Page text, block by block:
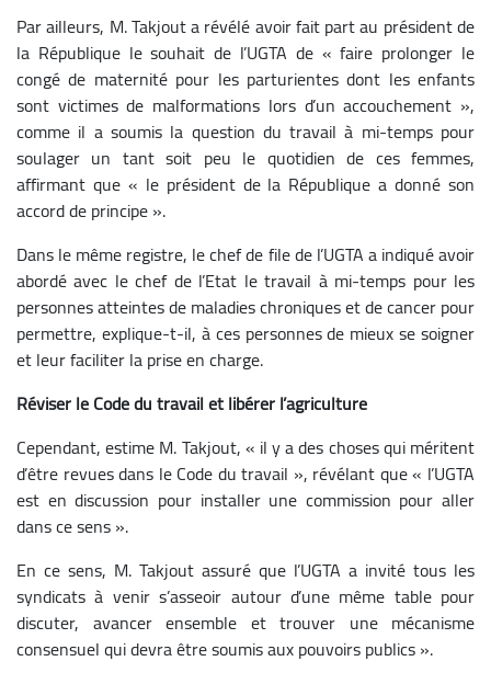
Par ailleurs, M. Takjout a révélé avoir fait part au président de
la République le souhait de l’UGTA de « faire prolonger le
congé de maternité pour les parturientes dont les enfants
sont victimes de malformations lors d’un accouchement »,
comme il a soumis la question du travail à mi-temps pour
soulager un tant soit peu le quotidien de ces femmes,
affirmant que « le président de la République a donné son
accord de principe ».
Dans le même registre, le chef de file de l’UGTA a indiqué avoir
abordé avec le chef de l’Etat le travail à mi-temps pour les
personnes atteintes de maladies chroniques et de cancer pour
permettre, explique-t-il, à ces personnes de mieux se soigner
et leur faciliter la prise en charge.
Réviser le Code du travail et libérer l’agriculture
Cependant, estime M. Takjout, « il y a des choses qui méritent
d’être revues dans le Code du travail », révélant que « l’UGTA
est en discussion pour installer une commission pour aller
dans ce sens ».
En ce sens, M. Takjout assuré que l’UGTA a invité tous les
syndicats à venir s’asseoir autour d’une même table pour
discuter, avancer ensemble et trouver une mécanisme
consensuel qui devra être soumis aux pouvoirs publics ».